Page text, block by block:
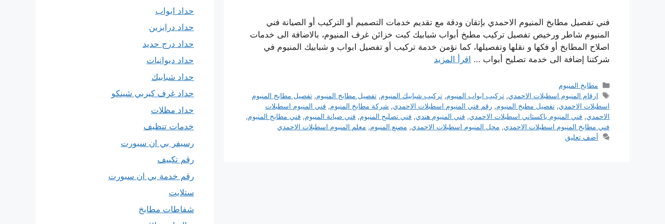
فني تفصيل مطابخ المنيوم الاحمدي بإتقان ودقة مع تقديم خدمات التصميم أو التركيب أو الصيانة فني
المنيوم شاطر ورخيص تفصيل تركيب مطبخ أبواب شبابيك كبت خزائن غرف المنيوم، بالاضافة الى خدمات
اصلاح المطابخ أو فكها و نقلها وتفصيلها، كما نؤمن خدمة تركيب أو تفصيل ابواب و شبابيك المنيوم في
شركتنا إضافة الى خدمة تصليح أبواب … اقرأ المزيد
التصنيفات
مطابخ المنيوم
الوسوم
ارقام المنيوم اسطبلات الاحمدي,تركيب ابواب المنيوم,تركيب شبابيك المنيوم,تفصيل مطابخ المنيوم,تفصيل مطابخ المنيوم
اسطبلات الاحمدي, تفصيل مطبخ المنيوم, رقم فني المنيوم اسطبلات الاحمدي, شركة مطابخ المنيوم, فني المنيوم اسطبلات
الاحمدي, فني المنيوم باكستاني اسطبلات الاحمدي, فني المنيوم هندي, فني تصليح المنيوم, فني صيانة المنيوم, فني مطابخ المنيوم,
فني مطابخ المنيوم اسطبلات الاحمدي, محل المنيوم اسطبلات الاحمدي, مصنع المنيوم, معلم المنيوم اسطبلات الاحمدي
أضف تعليق
حداد ابواب
حداد درابزين
حداد درج حديد
حداد ديوانيات
حداد شبابيك
حداد غرف كيربي شينكو
حداد مظلات
خدمات تنظيف
رسيفر بي ان سبورت
رقم تكييف
رقم خدمة بي ان سبورت
ستلايت
شفاطات مطابخ